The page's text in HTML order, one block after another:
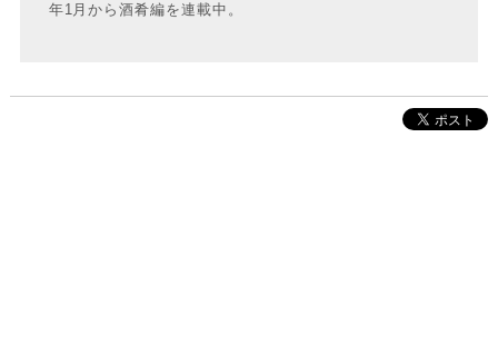
年1月から酒肴編を連載中。